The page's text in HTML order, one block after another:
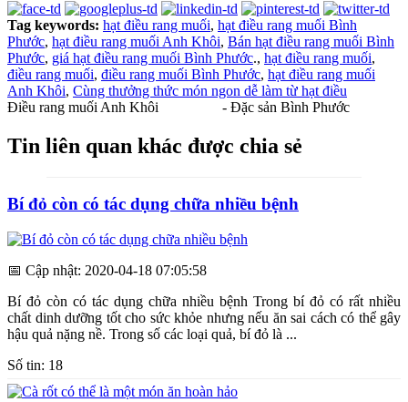
Tag keywords: hạt điều rang muối, hạt điều rang muối Bình
Phước, hạt điều rang muối Anh Khôi, Bán hạt điều rang muối Bình
Phước, giá hạt điều rang muối Bình Phước., hạt điều rang muối,
điều rang muối, điều rang muối Bình Phước, hạt điều rang muối
Anh Khôi, Cùng thưởng thức món ngon dễ làm từ hạt điều
Điều rang muối Anh Khôi
- Đặc sản Bình Phước
Tin liên quan khác được chia sẻ
Bí đỏ còn có tác dụng chữa nhiều bệnh
📅 Cập nhật: 2020-04-18 07:05:58
Bí đỏ còn có tác dụng chữa nhiều bệnh Trong bí đỏ có rất nhiều
chất dinh dưỡng tốt cho sức khỏe nhưng nếu ăn sai cách có thể gây
hậu quả nặng nề. Trong số các loại quả, bí đỏ là ...
Số tin: 18